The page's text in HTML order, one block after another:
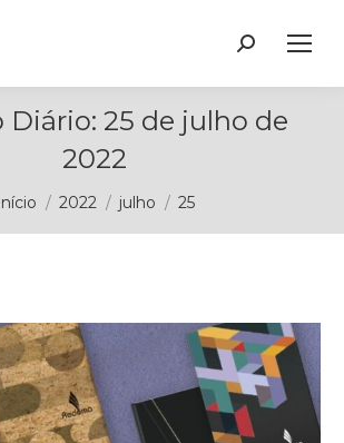
Buscar
Diário: 25 de julho de
2022
está aqui:
2022 julho 25